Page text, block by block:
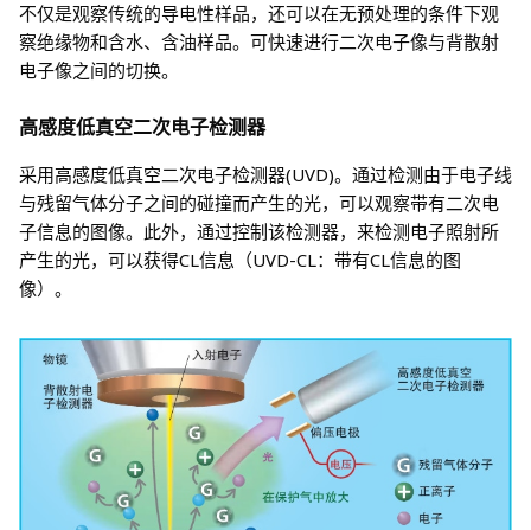
不仅是观察传统的导电性样品，还可以在无预处理的条件下观
察绝缘物和含水、含油样品。可快速进行二次电子像与背散射
电子像之间的切换。
高感度低真空二次电子检测器
采用高感度低真空二次电子检测器(UVD)。通过检测由于电子线
与残留气体分子之间的碰撞而产生的光，可以观察带有二次电
子信息的图像。此外，通过控制该检测器，来检测电子照射所
产生的光，可以获得CL信息（UVD-CL：带有CL信息的图
像）。